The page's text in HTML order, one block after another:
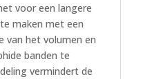
voor een langere
maken met een
van het volumen en
banden te
vermindert de